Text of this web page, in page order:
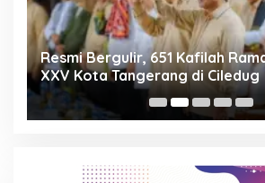
Resmi Bergulir, 651 Kafilah
XXV Kota Tangerang di Ciledug